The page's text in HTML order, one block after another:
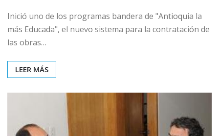
Inició uno de los programas bandera de "Antioquia la
más Educada", el nuevo sistema para la contratación de
las obras…
LEER MÁS